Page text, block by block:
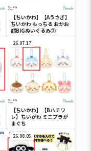
【ちいかわ】【Aうさぎ】
ちいかわ もっちる おかお
超BIGぬいぐるみ②
26.07.17
【ちいかわ】【Bハチワ
レ】ちいかわ ミニプラが
まぐち
26.08.05